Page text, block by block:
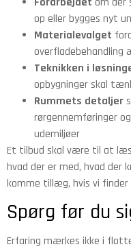
op eller bygges nyt
Materialevalget
overfladebehandling
Teknikken i
opbygninger skal
Rummets detaljer
rørgennemføringer
udemiljøer
Et tilbud skal være til at
hvad der er med, hvad der
komme tillæg, hvis vi
Spørg før du
Erfaring mærkes ikke i